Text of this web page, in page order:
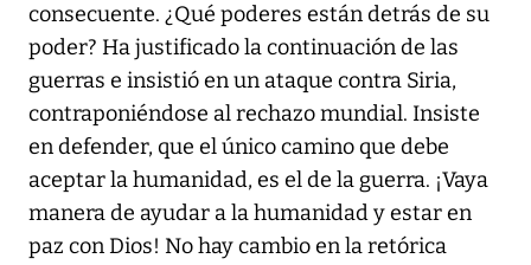
consecuente. ¿Qué poderes están detrás de su
poder? Ha justificado la continuación de las
guerras e insistió en un ataque contra Siria,
contraponiéndose al rechazo mundial. Insiste
en defender, que el único camino que debe
aceptar la humanidad, es el de la guerra. ¡Vaya
manera de ayudar a la humanidad y estar en
paz con Dios! No hay cambio en la retórica